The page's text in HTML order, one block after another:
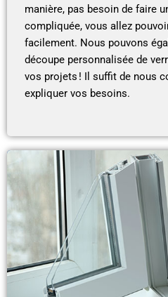
manière, pas besoin de faire
compliquée, vous allez
facilement. Nous pouvons
découpe personnalisée de
vos projets ! Il suffit de nous
expliquer vos besoins.